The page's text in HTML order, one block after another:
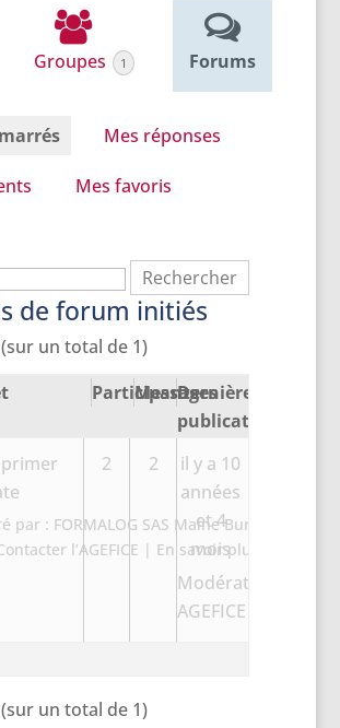
Groupes 1 Forums
Mes réponses
Mes favoris
de forum initiés
un total de 1)
Participants
Messages
Dernière
publication
par : FORMALOG SAS Maine Bureautique
l’AGEFICE | En savoir plus sur les
2 2
il y a 10
années
et 4
mois
Modération
AGEFICE
un total de 1)